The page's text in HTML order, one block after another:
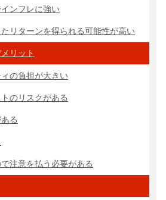
ンフレに強い
リターンを得られる可能性が高い
リット
の負担が大きい
のリスクがある
る
注意を払う必要がある